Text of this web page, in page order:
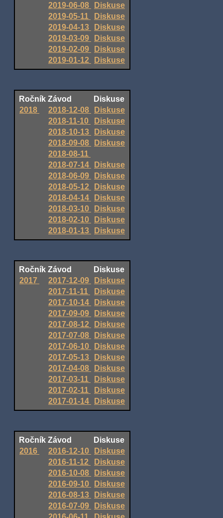
2019-06-08
Diskuse
2019-05-11
Diskuse
2019-04-13
Diskuse
2019-03-09
Diskuse
2019-02-09
Diskuse
2019-01-12
Diskuse
Ročník Závod
Diskuse
2018
2018-12-08
Diskuse
2018-11-10
Diskuse
2018-10-13
Diskuse
2018-09-08
Diskuse
2018-08-11
2018-07-14
Diskuse
2018-06-09
Diskuse
2018-05-12
Diskuse
2018-04-14
Diskuse
2018-03-10
Diskuse
2018-02-10
Diskuse
2018-01-13
Diskuse
Ročník Závod
Diskuse
2017
2017-12-09
Diskuse
2017-11-11
Diskuse
2017-10-14
Diskuse
2017-09-09
Diskuse
2017-08-12
Diskuse
2017-07-08
Diskuse
2017-06-10
Diskuse
2017-05-13
Diskuse
2017-04-08
Diskuse
2017-03-11
Diskuse
2017-02-11
Diskuse
2017-01-14
Diskuse
Ročník Závod
Diskuse
2016
2016-12-10
Diskuse
2016-11-12
Diskuse
2016-10-08
Diskuse
2016-09-10
Diskuse
2016-08-13
Diskuse
2016-07-09
Diskuse